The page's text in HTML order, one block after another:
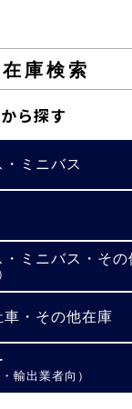
在庫検索
ら探す
ミニバス
・ミニバス・その
・その他在庫
輸出業者向）